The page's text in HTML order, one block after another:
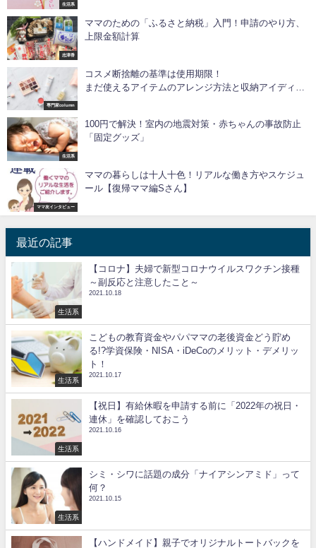
生活系
志津香
ママのための「ふるさと納税」入門！申請のやり方、
上限金額計算
専門家column
コスメ断捨離の基準は使用期限！
まだ使えるアイテムのアレンジ方法と収納アイディ
生活系
100円で解決！室内の地震対策・赤ちゃんの事故防止
「固定グッズ」
ママ友インタビュー
ママの暮らしは十人十色！リアルな働き方やスケジュ
ール【復帰ママ編Sさん】
最近の記事
生活系
【コロナ】夫婦で新型コロナウイルスワクチン接種
～副反応と注意したこと～
2021.10.18
生活系
こどもの教育資金やパパママの老後資金どう貯め
る!?学資保険・NISA・iDeCoのメリット・デメリッ
ト！
2021.10.17
生活系
【祝日】有給休暇を申請する前に「2022年の祝日・
連休」を確認しておこう
2021.10.16
生活系
シミ・シワに話題の成分「ナイアシンアミド」って
何？
2021.10.15
【ハンドメイド】親子でオリジナルトートバックを